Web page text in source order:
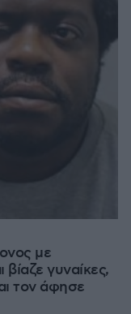
με
γυναίκες,
τον άφησε